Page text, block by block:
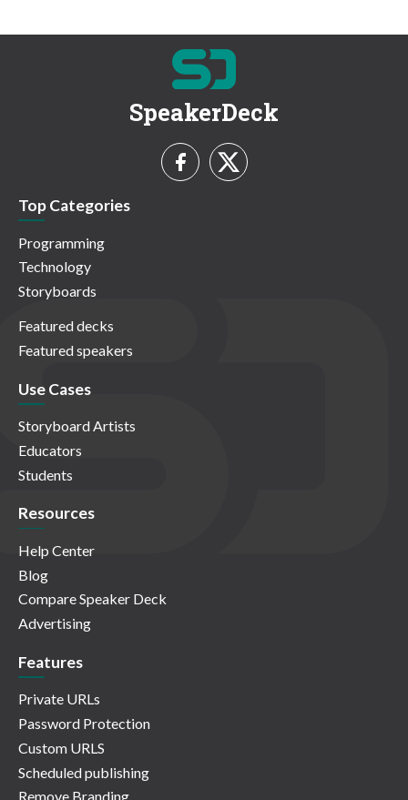
SpeakerDeck
Top Categories
Programming
Technology
Storyboards
Featured decks
Featured speakers
Use Cases
Storyboard Artists
Educators
Students
Resources
Help Center
Blog
Compare Speaker Deck
Advertising
Features
Private URLs
Password Protection
Custom URLS
Scheduled publishing
Remove Branding